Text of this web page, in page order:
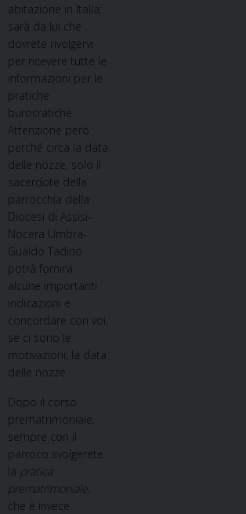
abitazione in Italia;
sarà da lui che
dovrete rivolgervi
per ricevere tutte le
informazioni per le
pratiche
burocratiche.
Attenzione però
perché circa la data
delle nozze, solo il
sacerdote della
parrocchia della
Diocesi di Assisi-
Nocera Umbra-
Gualdo Tadino
potrà fornirvi
alcune importanti
indicazioni e
concordare con voi,
se ci sono le
motivazioni, la data
delle nozze.
Dopo il corso
prematrimoniale,
sempre con il
parroco svolgerete
la pratica
prematrimoniale
che è invece